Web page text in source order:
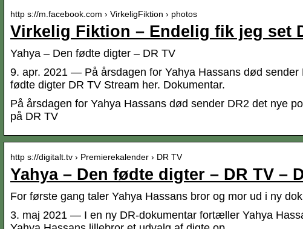
http s://m.facebook.com › VirkeligFiktion › photos
Virkelig Fiktion – Endelig fik jeg set
Yahya – Den fødte digter – DR TV
9. apr. 2021 — På årsdagen for Yahya Hassans død
fødte digter DR TV Stream her. Dokumentar.
På årsdagen for Yahya Hassans død sender DR2 det nye
på DR TV
http s://digitalt.tv › Premierekalender › DR TV
Yahya – Den fødte digter – DR TV –
For første gang taler Yahya Hassans bror og mor ud i ny
3. maj 2021 — I en ny DR-dokumentar fortæller Yahya